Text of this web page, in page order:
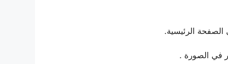
الصفحة الرئيسية.
في الصورة .